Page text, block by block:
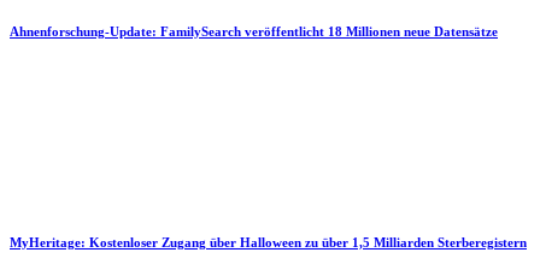
Ahnenforschung-Update: FamilySearch veröffentlicht 18 Millionen neue Datensätze
MyHeritage: Kostenloser Zugang über Halloween zu über 1,5 Milliarden Sterberegistern